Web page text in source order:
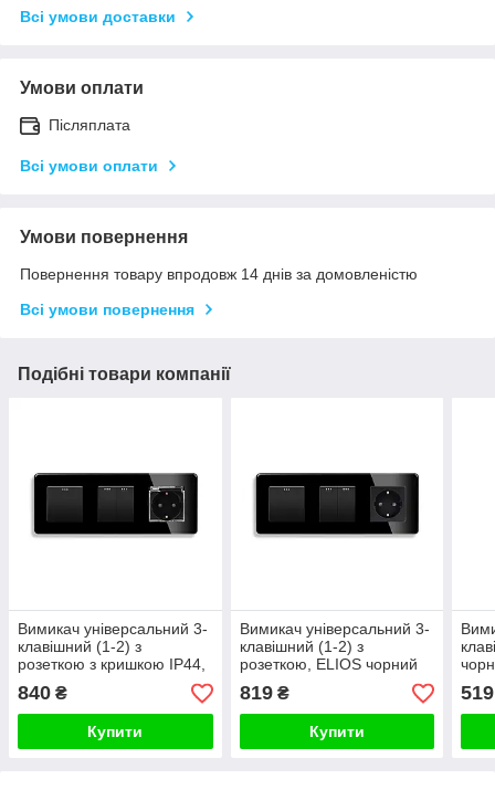
Всі умови доставки
Умови оплати
Післяплата
Всі умови оплати
Умови повернення
Повернення товару впродовж 14 днів за домовленістю
Всі умови повернення
Подібні товари компанії
Вимикач універсальний 3-
клавішний (1-2) з
розеткою з кришкою IP44,
заземлення, ELIOS,
чорний скло
840 ₴
Купити
Вимикач універсальний 3-
клавішний (1-2) з
розеткою, ELIOS чорний
скло
819₴
Купити
519